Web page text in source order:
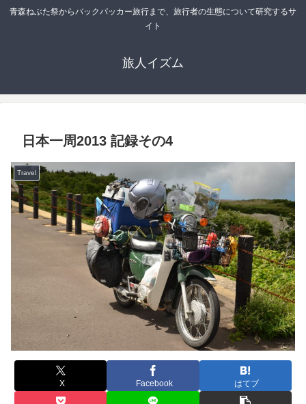
青森ねぶた祭からバックパッカー旅行まで、旅行者の生態について研究するサ
イト
旅人イズム
日本一周2013 記録その4
Travel
X Facebook はてブ